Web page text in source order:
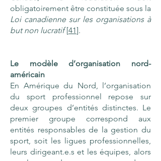
obligatoirement être constituée sous la
Loi canadienne sur les organisations à
but non lucratif[41].
Le modèle d’organisation nord-
américain
En Amérique du Nord, l’organisation
du sport professionnel repose sur
deux groupes d’entités distinctes. Le
premier groupe correspond aux
entités responsables de la gestion du
sport, soit les ligues professionnelles,
leurs dirigeant.e.s et les équipes, alors